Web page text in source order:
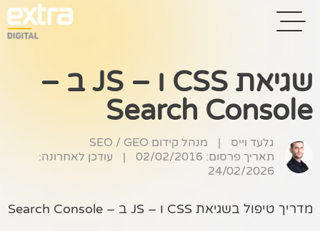
בית
בניית אתרים
קידום אתרים
פרסום בגוגל
שגיאת CSS ו – JS ב –
Search Console
גלעד וייס |
מנהל קידום SEO / GEO
תאריך פרסום: 02/02/2016
|
עודכן לאחרונה:
24/02/2026
מדריך טיפול בשגיאת CSS ו – JS ב – Search Console